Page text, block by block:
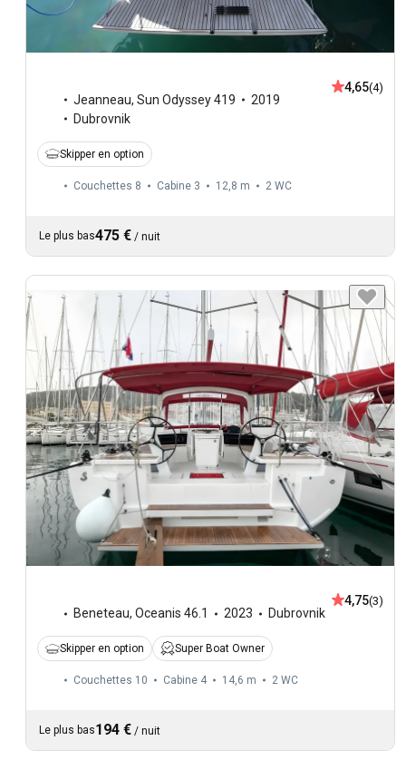
Jeanneau, Sun Odyssey 419
2019
Dubrovnik
4,65(4)
Skipper en option
Couchettes 8 Cabine 3 12,8 m 2 WC
Le plus bas475 € / nuit
Beneteau, Oceanis 46.1 2023 Dubrovnik
4,75(3)
Skipper en option Super Boat Owner
Couchettes 10 Cabine 4 14,6 m 2 WC
Le plus bas194 € / nuit